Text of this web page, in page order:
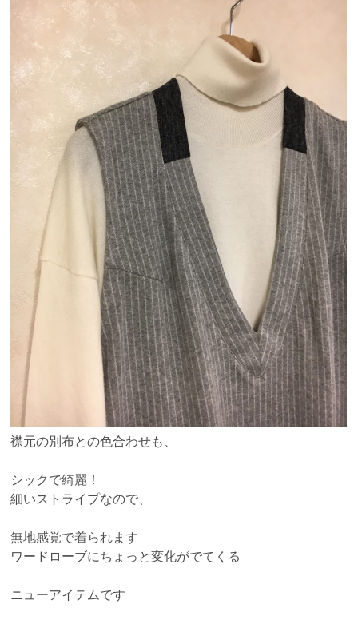
襟元の別布との色合わせも、
シックで綺麗！
細いストライプなので、
無地感覚で着られます
ワードローブにちょっと変化がでてくる
ニューアイテムです